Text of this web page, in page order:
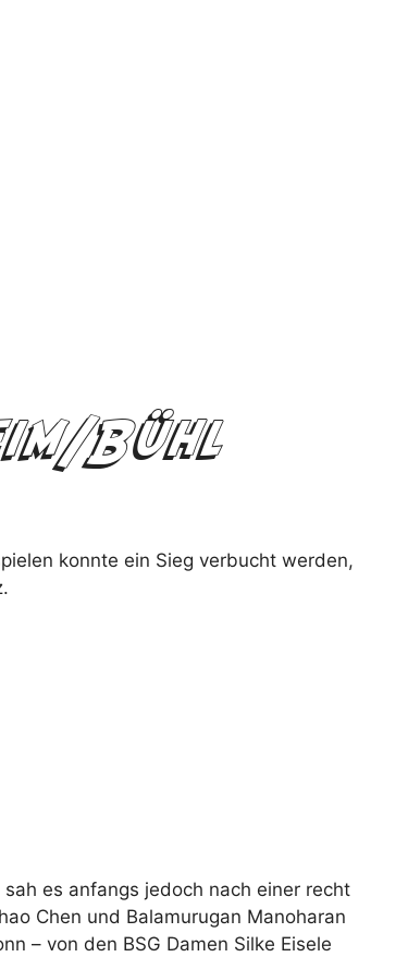
Bühl
konnte ein Sieg verbucht werden,
es anfangs jedoch nach einer recht
Chen und Balamurugan Manoharan
– von den BSG Damen Silke Eisele